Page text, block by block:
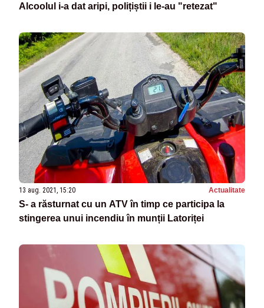
Alcoolul i-a dat aripi, polițiștii i le-au "retezat"
13 aug. 2021, 15:20 Actualitate
S- a răsturnat cu un ATV în timp ce participa la
stingerea unui incendiu în munții Latoriței